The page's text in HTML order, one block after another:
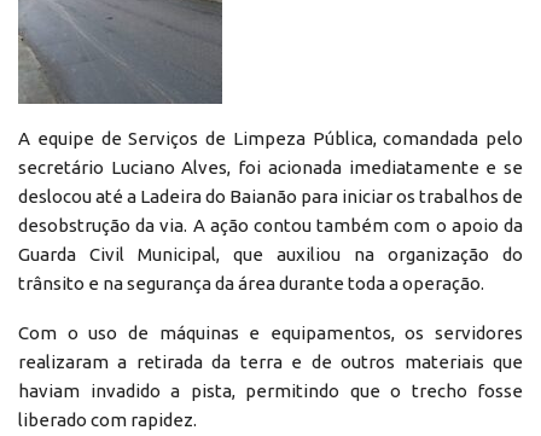
A equipe de Serviços de Limpeza Pública, comandada pelo
secretário Luciano Alves, foi acionada imediatamente e se
deslocou até a Ladeira do Baianão para iniciar os trabalhos de
desobstrução da via. A ação contou também com o apoio da
Guarda Civil Municipal, que auxiliou na organização do
trânsito e na segurança da área durante toda a operação.
Com o uso de máquinas e equipamentos, os servidores
realizaram a retirada da terra e de outros materiais que
haviam invadido a pista, permitindo que o trecho fosse
liberado com rapidez.